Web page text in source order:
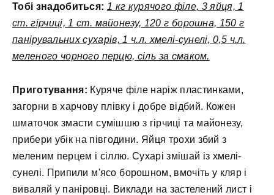
Тобі знадобиться: 1 кг курячого філе, 3 яйця, 1
ст. гірчиці, 1 ст. майонезу, 120 г борошна, 150 г
панірувальних сухарів, 1 ч.л. хмелі-сунелі, 0,5 ч.л.
меленого чорного перцю, сіль за смаком.
Приготування: Куряче філе наріж пластинками,
загорни в харчову плівку і добре відбий. Кожен
шматочок змасти сумішшю з гірчиці та майонезу,
прибери убік на півгодини. Яйця трохи збий з
меленим перцем і сіллю. Сухарі змішай із хмелі-
сунелі. Припили м'ясо борошном, вмочіть у кляр і
виваляй у паніровці. Виклади на застелений лист і